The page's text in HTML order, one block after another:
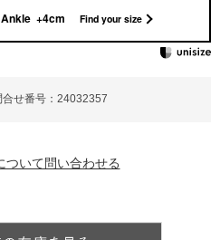
せ番号：24032357
ついて問い合わせる
Ankle +4cm Find your size